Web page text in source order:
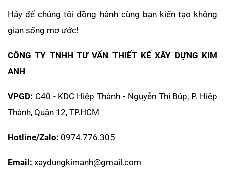
Hãy để chúng tôi đồng hành cùng bạn kiến tạo không
gian sống mơ ước!
CÔNG TY TNHH TƯ VẤN THIẾT KẾ XÂY DỰNG KIM
ANH
VPGD: C40 - KDC Hiệp Thành - Nguyễn Thị Búp, P. Hiệp
Thành, Quận 12, TP.HCM
Hotline/Zalo: 0974.776.305
Email: xaydungkimanh@gmail.com